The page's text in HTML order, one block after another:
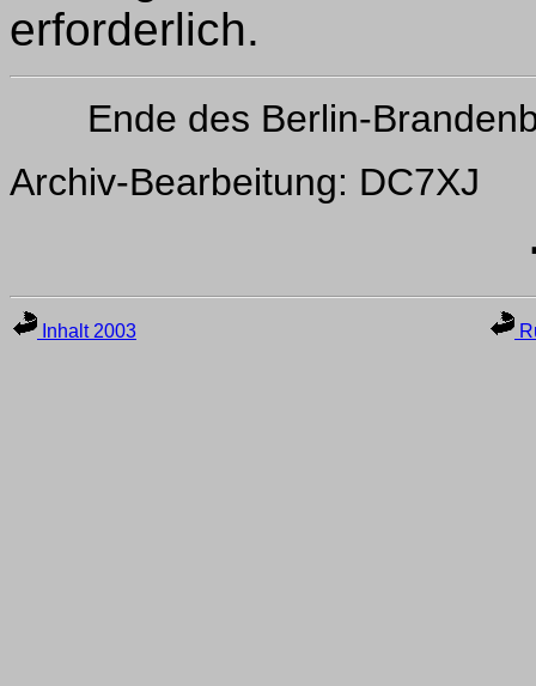
erforderlich.
Ende des Berlin-
Archiv-Bearbeitung: DC7XJ
Inhalt 2003